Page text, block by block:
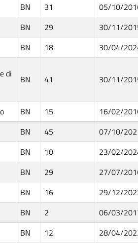
BN 31
05/10/
BN 29
30/11/
BN 18 30/04/
di
BN 41 30/11/
BN 15
16/02/
BN 45
07/10/
BN 10
23/02/
BN 29
27/07/
BN 16
29/12/
BN 2
06/03/
BN 12
28/04/